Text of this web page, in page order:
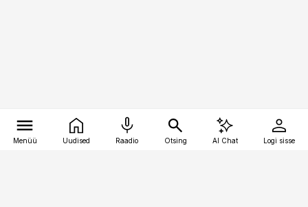
Menüü Uudised Raadio Otsing AI Chat Logi sisse